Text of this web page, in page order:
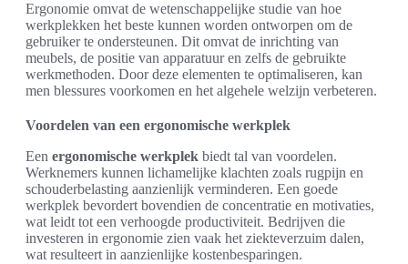
Ergonomie omvat de wetenschappelijke studie van hoe
werkplekken het beste kunnen worden ontworpen om de
gebruiker te ondersteunen. Dit omvat de inrichting van
meubels, de positie van apparatuur en zelfs de gebruikte
werkmethoden. Door deze elementen te optimaliseren, kan
men blessures voorkomen en het algehele welzijn verbeteren.
Voordelen van een ergonomische werkplek
Een ergonomische werkplek biedt tal van voordelen.
Werknemers kunnen lichamelijke klachten zoals rugpijn en
schouderbelasting aanzienlijk verminderen. Een goede
werkplek bevordert bovendien de concentratie en motivaties,
wat leidt tot een verhoogde productiviteit. Bedrijven die
investeren in ergonomie zien vaak het ziekteverzuim dalen,
wat resulteert in aanzienlijke kostenbesparingen.